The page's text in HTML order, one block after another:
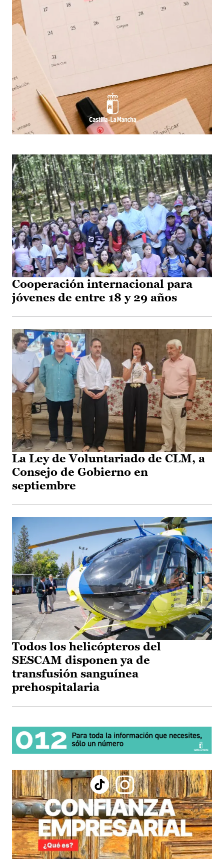
Cooperación internacional para
jóvenes de entre 18 y 29 años
La Ley de Voluntariado de CLM, a
Consejo de Gobierno en
septiembre
Todos los helicópteros del
SESCAM disponen ya de
transfusión sanguínea
prehospitalaria